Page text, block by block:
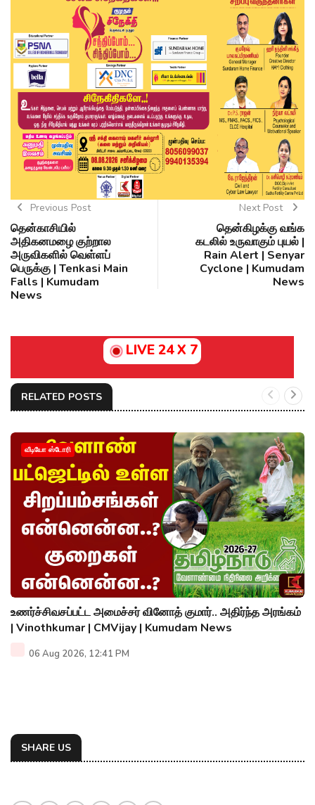
Previous Post
தென்காசியில்
அதிகனமழை குற்றால
அருவிகளில் வெள்ளப்
பெருக்கு | Tenkasi Main
Falls | Kumudam
News
Next Post
தென்கிழக்கு வங்க
கடலில் உருவாகும் புயல் |
Rain Alert | Senyar
Cyclone | Kumudam
News
LIVE 24 X 7
RELATED POSTS
வீடியோ ஸ்டோரி
உணர்ச்சிவசப்பட்ட அமைச்சர் வினோத் குமார்.. அதிர்ந்த அரங்கம்
| Vinothkumar | CMVijay | Kumudam News
06 Aug 2026, 12:41 PM
SHARE US